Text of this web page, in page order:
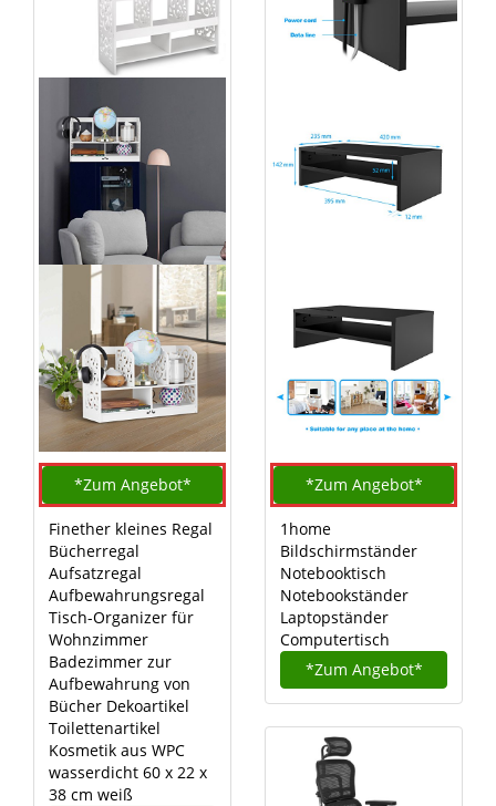
*Zum Angebot*
Finether kleines Regal
Bücherregal
Aufsatzregal
Aufbewahrungsregal
Tisch-Organizer für
Wohnzimmer
Badezimmer zur
Aufbewahrung von
Bücher Dekoartikel
Toilettenartikel
Kosmetik aus WPC
wasserdicht 60 x 22 x
38 cm weiß
*Zum Angebot*
1home
Bildschirmständer
Notebooktisch
Notebookständer
Laptopständer
Computertisch
*Zum Angebot*